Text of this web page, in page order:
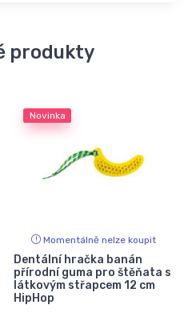
produkty
Novinka
Momentálně nelze koupit
Dentální hračka banán
přírodní guma pro štěňata s
látkovým střapcem 12 cm
HipHop